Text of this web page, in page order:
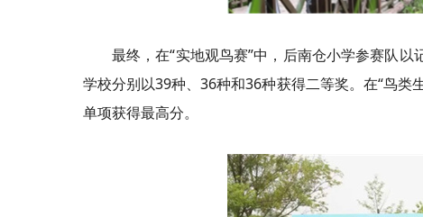
最终，在“实地观鸟赛”中，后南仓小学参赛队
学校分别以39种、36种和36种获得二等奖。在“鸟
单项获得最高分。